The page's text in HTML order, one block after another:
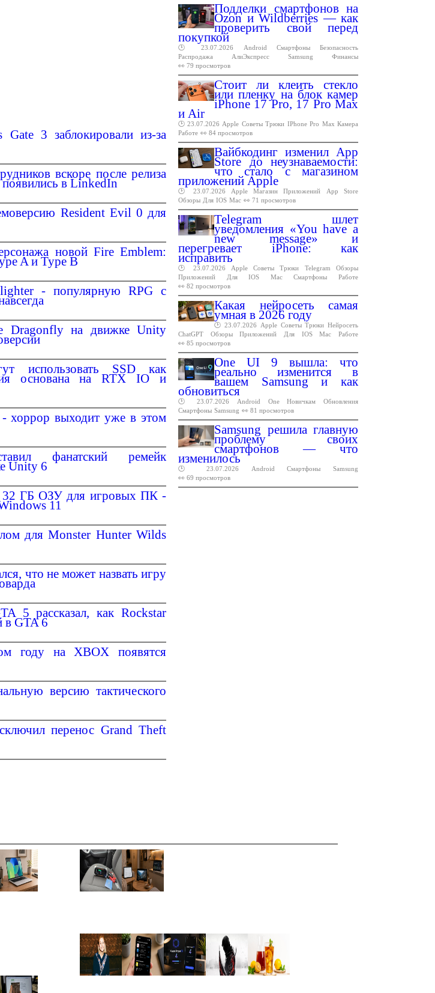
3 заблокировали из-за
вскоре после релиза
в LinkedIn
Resident Evil 0 для
новой Fire Emblem:
A и Type B
- популярную RPG с
Dragonfly на движке Unity
использовать SSD как
основана на RTX IO и
хоррор выходит уже в этом
фанатский ремейк
Unity 6
32 ГБ ОЗУ для игровых ПК -
11
для Monster Hunter Wilds
что не может назвать игру
5 рассказал, как Rockstar
в GTA 6
году на XBOX появятся
версию тактического
перенос Grand Theft
Подделки смартфонов на
Ozon и Wildberries — как
проверить свой перед
покупкой
🕑 23.07.2026 Android Смартфоны
Безопасность
Распродажа
АлиЭкспресс Samsung
Финансы
👀 79 просмотров
Стоит ли клеить стекло
или пленку на блок камер
iPhone 17 Pro, 17 Pro Max
и Air
🕑 23.07.2026 Apple Советы Трюки IPhone Pro Max Камера
Работе 👀 84 просмотров
Вайбкодинг изменил App
Store до неузнаваемости:
что стало с магазином
приложений Apple
🕑 23.07.2026 Apple Магазин Приложений App
Store
Обзоры Для IOS Mac 👀 71 просмотров
Telegram шлет
уведомления «You have a
new message» и
перегревает iPhone: как
исправить
🕑 23.07.2026 Apple Советы Трюки Telegram
Обзоры
Приложений
Для IOS Mac Смартфоны
Работе
👀 82 просмотров
Какая нейросеть самая
умная в 2026 году
🕑 23.07.2026 Apple Советы Трюки Нейросеть
ChatGPT
Обзоры Приложений Для IOS Mac
Работе
👀 85 просмотров
One UI 9 вышла: что
реально изменится в
вашем Samsung и как
обновиться
🕑 23.07.2026 Android One Новичкам
Обновления
Смартфоны Samsung 👀 81 просмотров
Samsung решила главную
проблему своих
смартфонов — что
изменилось
🕑 23.07.2026 Android Смартфоны
Samsung
👀 69 просмотров